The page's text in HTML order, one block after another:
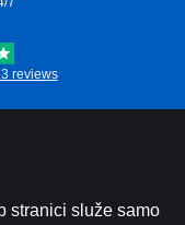
reviews
stranici služe samo